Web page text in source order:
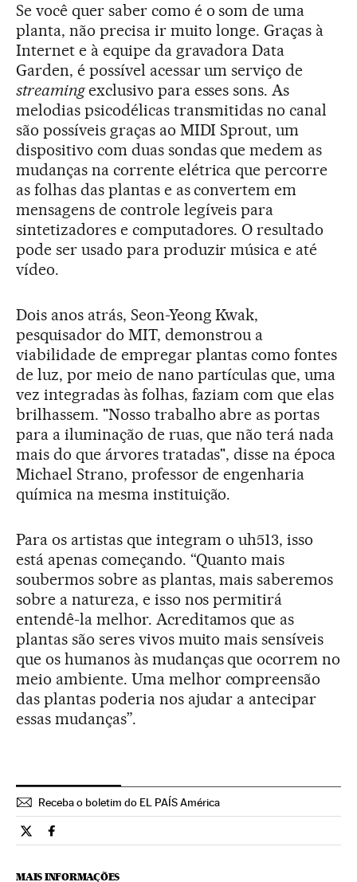
Se você quer saber como é o som de uma
planta, não precisa ir muito longe. Graças à
Internet e à equipe da gravadora Data
Garden, é possível acessar um serviço de
streamingexclusivo para esses sons. As
melodias psicodélicas transmitidas no canal
são possíveis graças ao MIDI Sprout, um
dispositivo com duas sondas que medem as
mudanças na corrente elétrica que percorre
as folhas das plantas e as convertem em
mensagens de controle legíveis para
sintetizadores e computadores. O resultado
pode ser usado para produzir música e até
vídeo.
Dois anos atrás, Seon-Yeong Kwak,
pesquisador do MIT, demonstrou a
viabilidade de empregar plantas como fontes
de luz, por meio de nano partículas que, uma
vez integradas às folhas, faziam com que elas
brilhassem. "Nosso trabalho abre as portas
para a iluminação de ruas, que não terá nada
mais do que árvores tratadas", disse na época
Michael Strano, professor de engenharia
química na mesma instituição.
Para os artistas que integram o uh513, isso
está apenas começando. “Quanto mais
soubermos sobre as plantas, mais saberemos
sobre a natureza, e isso nos permitirá
entendê-la melhor. Acreditamos que as
plantas são seres vivos muito mais sensíveis
que os humanos às mudanças que ocorrem no
meio ambiente. Uma melhor compreensão
das plantas poderia nos ajudar a antecipar
essas mudanças”.
Receba o boletim do EL PAÍS América
Tecnologia El País Brasil en Twitter
Tecnologia El País Brasil en Facebook
MAIS INFORMAÇÕES